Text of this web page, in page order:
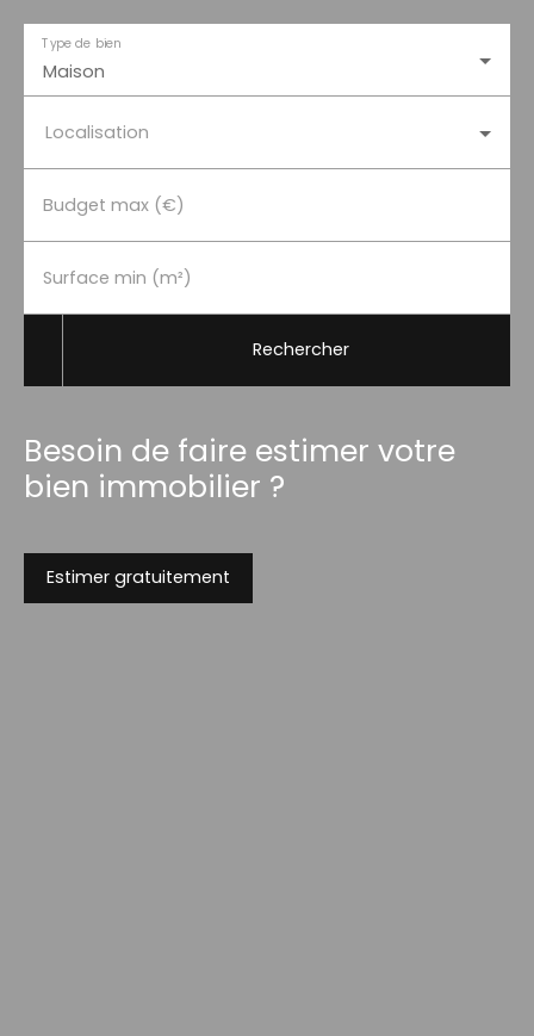
Maison
Type de bien
Localisation
Budget max (€)
Surface min (m²)
Rechercher
Besoin de faire estimer votre
bien immobilier ?
Estimer gratuitement